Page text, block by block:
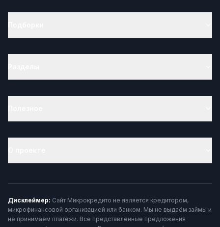
Дисклеймер: Сайт Микрокредито не является кредитором,
микрофинансовой организацией или банком. Мы не выдаём займы и
не принимаем платежи. Все представленные предложения